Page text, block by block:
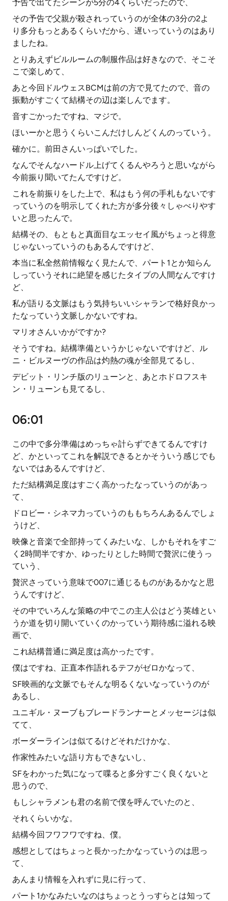
予告で出てたシーンが5分の4くらいだったので、
その予告で父親が殺されっていうのが全体の3分の2よ
り多分もっとあるくらいだから、遅いっていうのはあり
ましたね。
とりあえずビルルームの制服作品は好きなので、そこそ
こで楽しめて、
あと今回ドルウェスBCMは前の方で見てたので、音の
振動がすごくて結構その辺は楽しんでます。
音すごかったですね、マジで。
ほいーかと思うくらいこんだけしんどくんのっていう。
確かに。前田さんいっぱいでした。
なんでそんなハードル上げてくるんやろうと思いながら
今前振り聞いてたんですけど。
これを前振りをした上で、私はもう何の手札もないです
っていうのを明示してくれた方が多分後々しゃべりやす
いと思ったんで。
結構その、もともと真面目なエッセイ風がちょっと得意
じゃないっていうのもあるんですけど、
本当に私全然前情報なく見たんで、パート1とか知らん
しっていうそれに絶望を感じたタイプの人間なんですけ
ど、
私が語りる文脈はもう気持ちいいシャランで格好良かっ
たなっていう文脈しかないですね。
マリオさんいかがですか?
そうですね。結構準備というかじゃないですけど、ル
ニ・ビルヌーヴの作品は灼熱の魂が全部見てるし、
デビット・リンチ版のリューンと、あとホドロフスキ
ン・リューンも見てるし、
06:01
この中で多分準備はめっちゃ計らずできてるんですけ
ど、かといってこれを解説できるとかそういう感じでも
ないではあるんですけど、
ただ結構満足度はすごく高かったなっていうのがあっ
て、
ドロビー・シネマ力っていうのももちろんあるんでしょ
うけど、
映像と音楽で全部持ってくみたいな、しかもそれをすご
く2時間半ですか、ゆったりとした時間で贅沢に使うっ
ていう、
贅沢さっていう意味で007に通じるものがあるかなと思
うんですけど、
その中でいろんな策略の中でこの主人公はどう英雄とい
うか道を切り開いていくのかっていう期待感に溢れる映
画で、
これ結構普通に満足度は高かったです。
僕はですね、正直本作語れるテフがゼロかなって、
SF映画的な文脈でもそんな明るくないなっていうのが
あるし、
ユニギル・ヌーブもブレードランナーとメッセージは似
てて、
ボーダーラインは似てるけどそれだけかな、
作家性みたいな語り方もできないし、
SFをわかった気になって喋ると多分すごく良くないと
思うので、
もしシャラメンも君の名前で僕を呼んでいたのと、
それくらいかな。
結構今回フワフワですね、僕。
感想としてはちょっと長かったかなっていうのは思っ
て、
あんまり情報を入れずに見に行って、
パート1かなみたいなのはちょっとうっすらとは知って